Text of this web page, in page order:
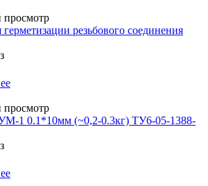
резьбового соединения
1 0.1*10мм (~0,2-0.3кг) ТУ6-05-1388-